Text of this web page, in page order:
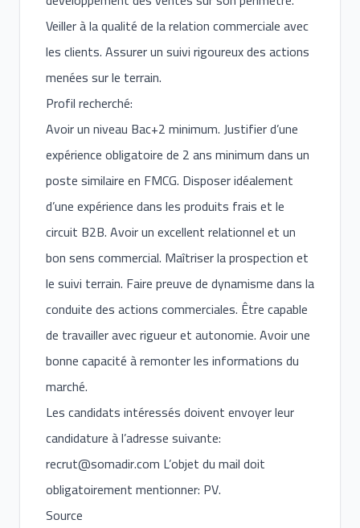
Veiller à la qualité de la relation commerciale avec
les clients. Assurer un suivi rigoureux des actions
menées sur le terrain.
Profil recherché:
Avoir un niveau Bac+2 minimum. Justifier d’une
expérience obligatoire de 2 ans minimum dans un
poste similaire en FMCG. Disposer idéalement
d’une expérience dans les produits frais et le
circuit B2B. Avoir un excellent relationnel et un
bon sens commercial. Maîtriser la prospection et
le suivi terrain. Faire preuve de dynamisme dans la
conduite des actions commerciales. Être capable
de travailler avec rigueur et autonomie. Avoir une
bonne capacité à remonter les informations du
marché.
Les candidats intéressés doivent envoyer leur
candidature à l’adresse suivante:
recrut@somadir.com L’objet du mail doit
obligatoirement mentionner: PV.
Source